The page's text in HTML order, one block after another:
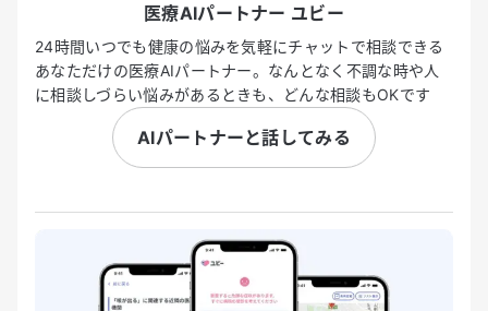
医療AIパートナー ユビー
24時間いつでも健康の悩みを気軽にチャットで相談できる
あなただけの医療AIパートナー。なんとなく不調な時や人
に相談しづらい悩みがあるときも、どんな相談もOKです
AIパートナーと話してみる